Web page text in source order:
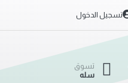
تسجيل الدخول
تسوق
سله